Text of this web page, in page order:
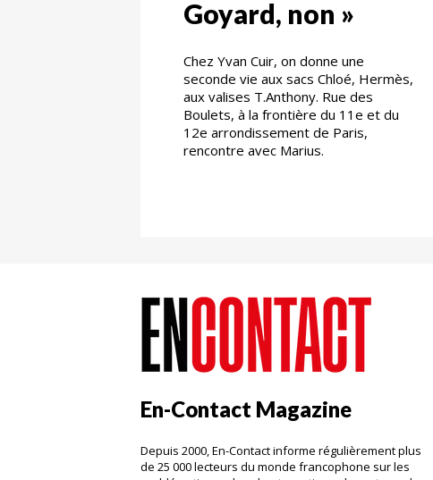
Goyard, non »
Chez Yvan Cuir, on donne une
seconde vie aux sacs Chloé, Hermès,
aux valises T.Anthony. Rue des
Boulets, à la frontière du 11e et du
12e arrondissement de Paris,
rencontre avec Marius.
En-Contact Magazine
Depuis 2000, En-Contact informe régulièrement plus
de 25 000 lecteurs du monde francophone sur les